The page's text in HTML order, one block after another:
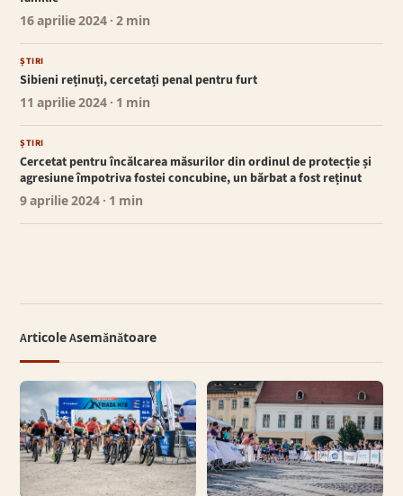
16 aprilie 2024 · 2 min
ȘTIRI
Sibieni reținuți, cercetați penal pentru furt
11 aprilie 2024 · 1 min
ȘTIRI
Cercetat pentru încălcarea măsurilor din ordinul de protecție și
agresiune împotriva fostei concubine, un bărbat a fost reținut
9 aprilie 2024 · 1 min
Articole Asemănătoare